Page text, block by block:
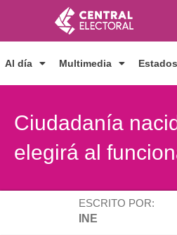
contenido
Al día Multimedia Estados
Ciudadanía
elegirá al
ESCRITO POR:
INE